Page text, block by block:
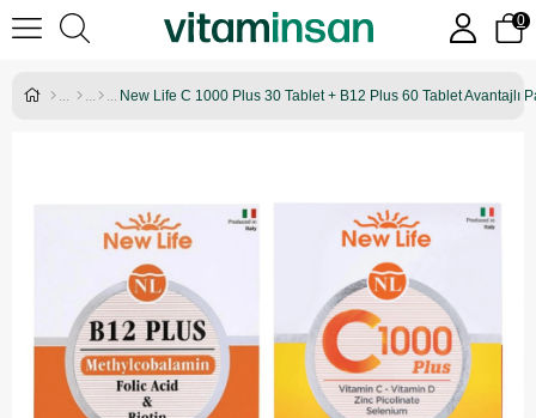
0
New Life C 1000 Plus 30 Tablet + B12 Plus 60 Tablet Avantajlı